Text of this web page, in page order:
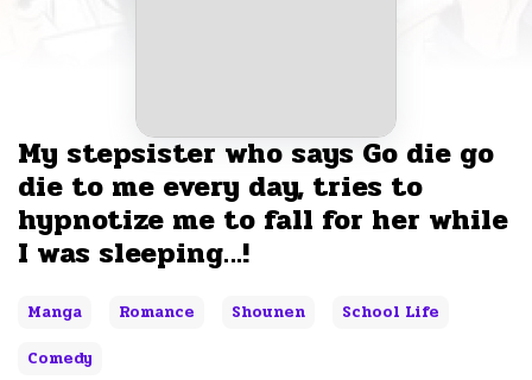
My stepsister who says Go die go
die to me every day, tries to
hypnotize me to fall for her while
I was sleeping…!
Manga Romance Shounen
School Life
Comedy